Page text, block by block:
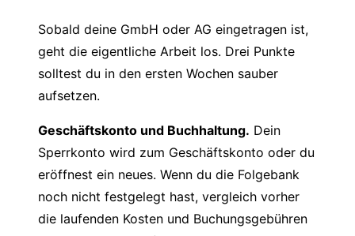
Sobald deine GmbH oder AG eingetragen ist,
geht die eigentliche Arbeit los. Drei Punkte
solltest du in den ersten Wochen sauber
aufsetzen.
Geschäftskonto und Buchhaltung. Dein
Sperrkonto wird zum Geschäftskonto oder du
eröffnest ein neues. Wenn du die Folgebank
noch nicht festgelegt hast, vergleich vorher
die laufenden Kosten und Buchungsgebühren